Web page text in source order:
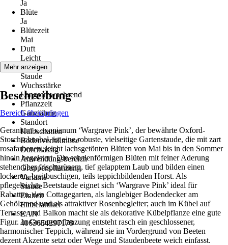
Ja
Blüte
Ja
Blütezeit
Mai
Duft
Leicht
Wuchs
Staude
Wuchsstärke
Langsamwachsend
Pflanzzeit
Ganzjährig
Standort
Halbschatten
Bodenverhältnisse
Durchlässig
Anwendungsbereich
Gruppenpflanzung
Variante
Staude
Einheit
Einzelartikel
EAN
4063654297178
Mehr anzeigen
Beschreibung
Bereich überspringen
Geranium x oxonianum ‘Wargrave Pink’, der bewährte Oxford-
Storchschnabel, ist eine robuste, vielseitige Gartenstaude, die mit zart
rosafarbenen, leicht lachsgetönten Blüten von Mai bis in den Sommer
hinein begeistert. Die schalenförmigen Blüten mit feiner Aderung
stehen über frischgrünem, tief gelapptem Laub und bilden einen
lockeren, breitbuschigen, teils teppichbildenden Horst. Als
pflegeleichte Beetstaude eignet sich ‘Wargrave Pink’ ideal für
Rabatten, den Cottagegarten, als langlebiger Bodendecker am
Gehölzrand und als attraktiver Rosenbegleiter; auch im Kübel auf
Terrasse und Balkon macht sie als dekorative Kübelpflanze eine gute
Figur. In Gruppenpflanzung entsteht rasch ein geschlossener,
harmonischer Teppich, während sie im Vordergrund von Beeten
dezent Akzente setzt oder Wege und Staudenbeete weich einfasst.